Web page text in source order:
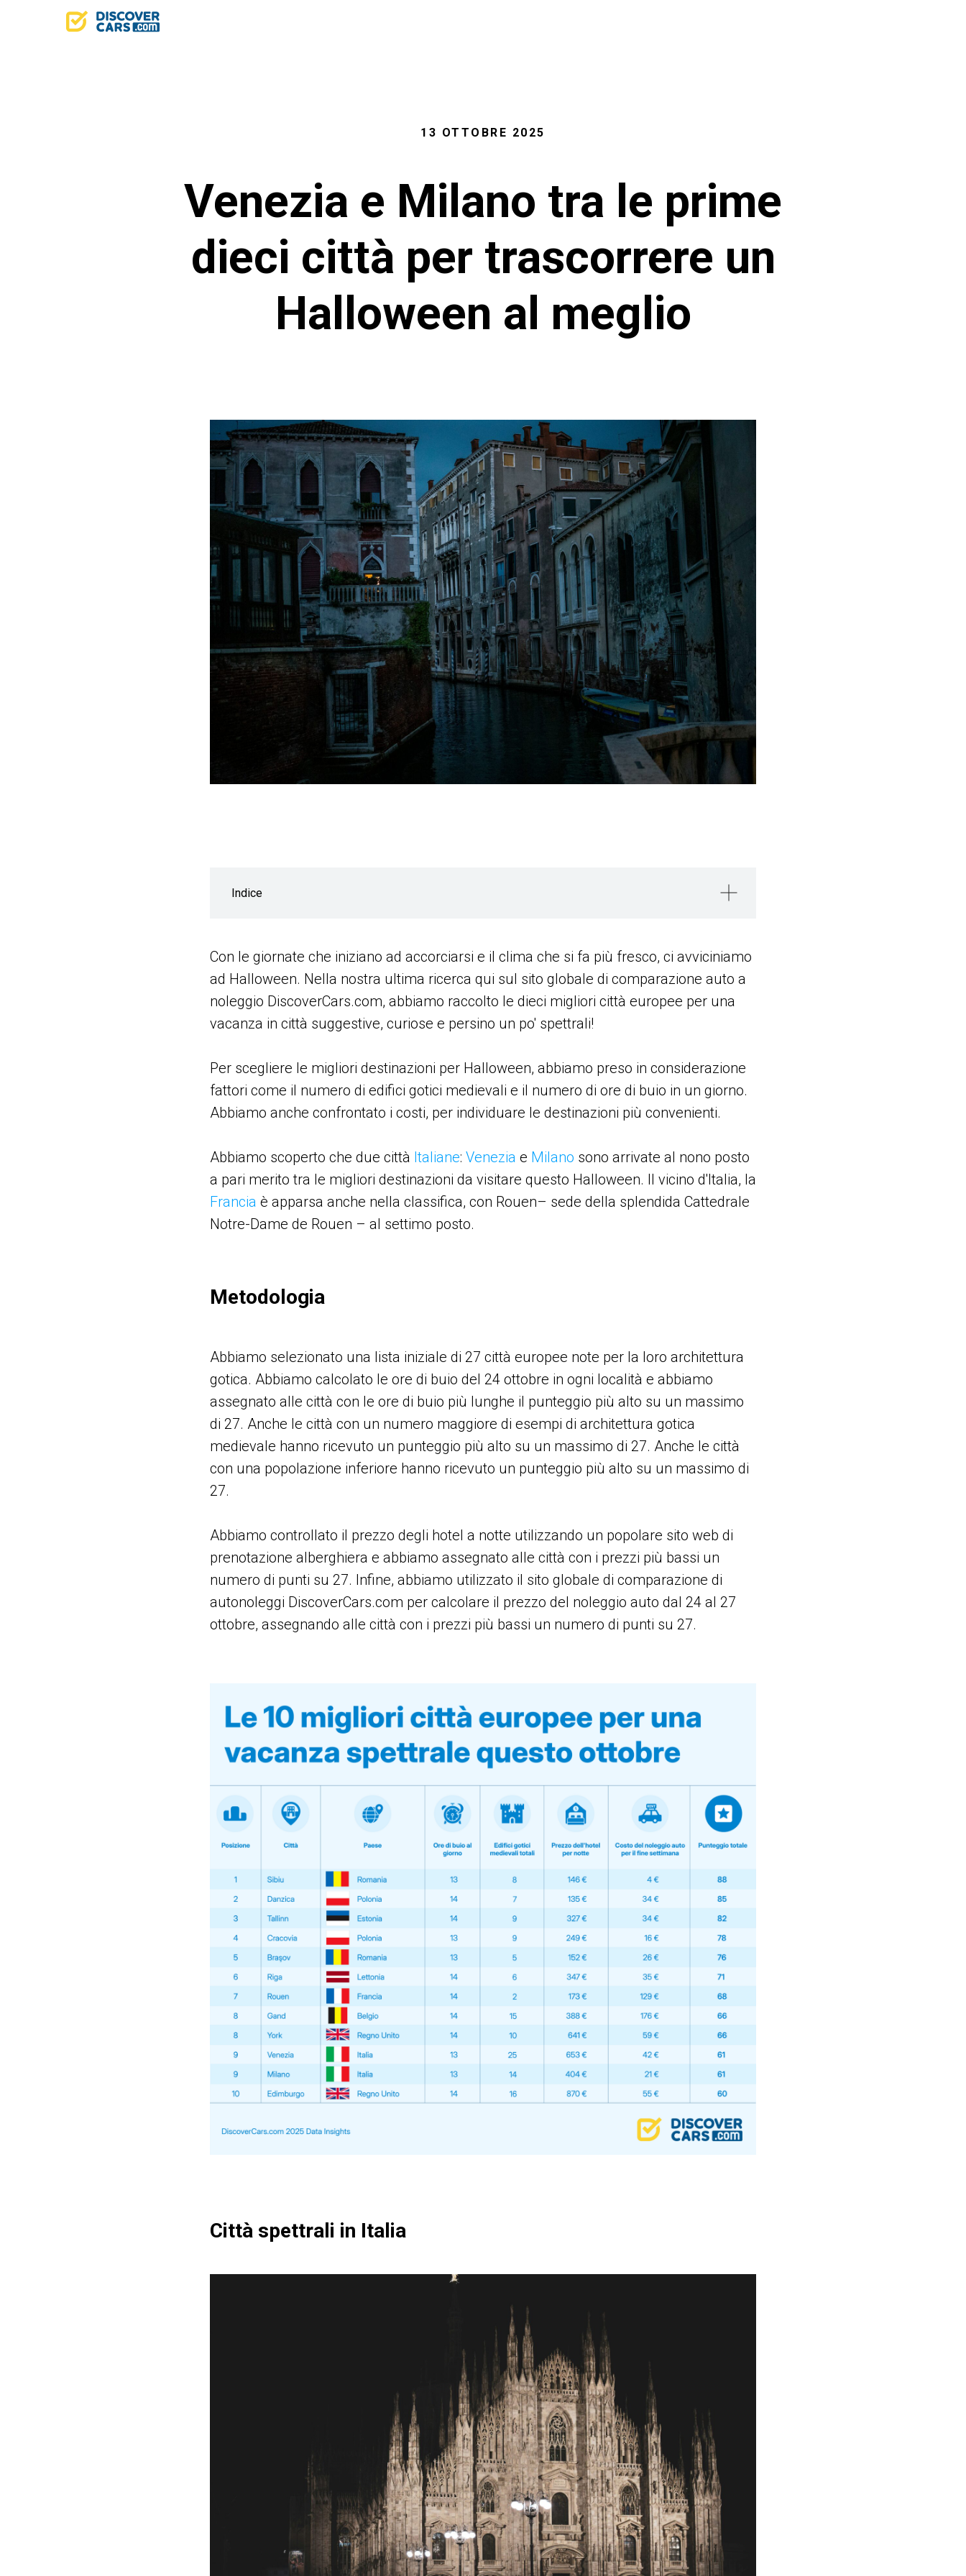
13 OTTOBRE 2025
Venezia e Milano tra le prime
dieci città per trascorrere un
Halloween al meglio
Indice
Con le giornate che iniziano ad accorciarsi e il clima che si fa più fresco, ci avviciniamo
ad Halloween. Nella nostra ultima ricerca qui sul sito globale di comparazione auto a
noleggio DiscoverCars.com, abbiamo raccolto le dieci migliori città europee per una
vacanza in città suggestive, curiose e persino un po' spettrali!
Per scegliere le migliori destinazioni per Halloween, abbiamo preso in considerazione
fattori come il numero di edifici gotici medievali e il numero di ore di buio in un giorno.
Abbiamo anche confrontato i costi, per individuare le destinazioni più convenienti.
Abbiamo scoperto che due città Italiane: Venezia e Milano sono arrivate al nono posto
a pari merito tra le migliori destinazioni da visitare questo Halloween. Il vicino d'Italia, la
Francia è apparsa anche nella classifica, con Rouen– sede della splendida Cattedrale
Notre-Dame de Rouen – al settimo posto.
Metodologia
Abbiamo selezionato una lista iniziale di 27 città europee note per la loro architettura
gotica. Abbiamo calcolato le ore di buio del 24 ottobre in ogni località e abbiamo
assegnato alle città con le ore di buio più lunghe il punteggio più alto su un massimo
di 27. Anche le città con un numero maggiore di esempi di architettura gotica
medievale hanno ricevuto un punteggio più alto su un massimo di 27. Anche le città
con una popolazione inferiore hanno ricevuto un punteggio più alto su un massimo di
27.
Abbiamo controllato il prezzo degli hotel a notte utilizzando un popolare sito web di
prenotazione alberghiera e abbiamo assegnato alle città con i prezzi più bassi un
numero di punti su 27. Infine, abbiamo utilizzato il sito globale di comparazione di
autonoleggi DiscoverCars.com per calcolare il prezzo del noleggio auto dal 24 al 27
ottobre, assegnando alle città con i prezzi più bassi un numero di punti su 27.
Città spettrali in Italia